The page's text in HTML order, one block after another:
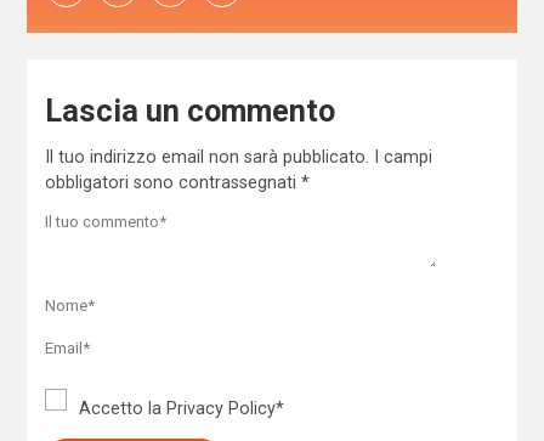
Lascia un commento
Il tuo indirizzo email non sarà pubblicato.
I campi
obbligatori sono contrassegnati *
Accetto la Privacy Policy*